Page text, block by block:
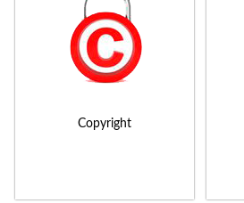
Copyright